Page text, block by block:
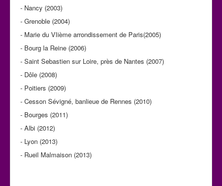
- Nancy (2003)
- Grenoble (2004)
- Marie du VIième arrondissement de Paris(2005)
- Bourg la Reine (2006)
- Saint Sebastien sur Loire, près de Nantes (2007)
- Dôle (2008)
- Poitiers (2009)
- Cesson Sévigné, banlieue de Rennes (2010)
- Bourges (2011)
- Albi (2012)
- Lyon (2013)
- Rueil Malmaison (2013)